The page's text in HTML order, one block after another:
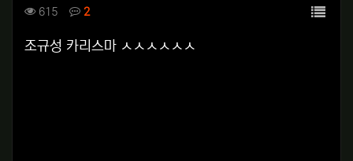
컨텐츠 정보
615조회 2댓글 목록
본문
조규성 카리스마 ㅅㅅㅅㅅㅅㅅ